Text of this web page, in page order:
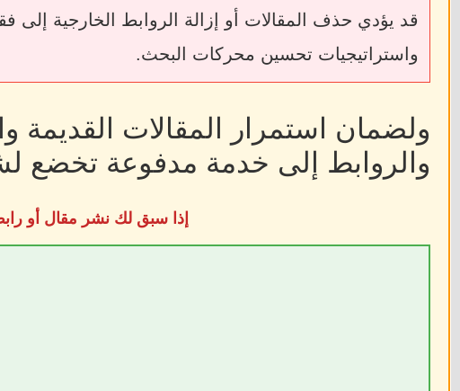
واستراتيجيات تحسين محركات البحث.
ولضمان استمرار المقالات القديمة
والروابط إلى خدمة مدفوعة تخضع
إذا سبق لك نشر مقال أو